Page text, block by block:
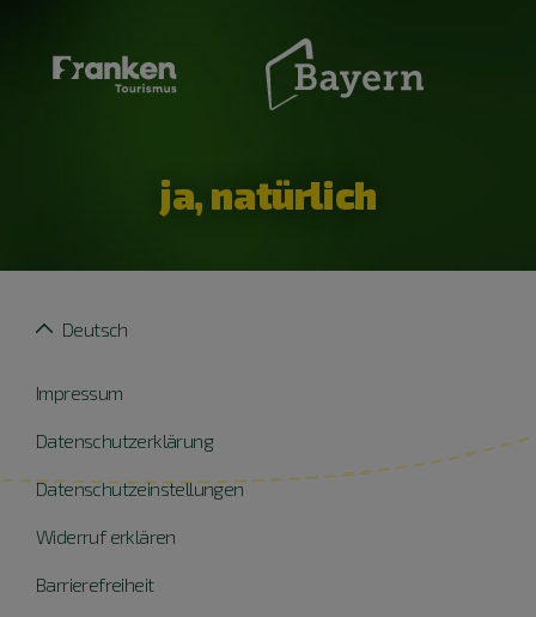
ja, natürlich
Impressum
Datenschutzerklärung
Datenschutzeinstellungen
Widerruf erklären
Barrierefreiheit
Deutsch